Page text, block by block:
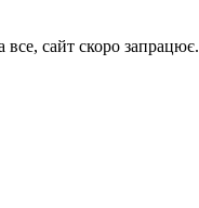
сайт скоро запрацює.